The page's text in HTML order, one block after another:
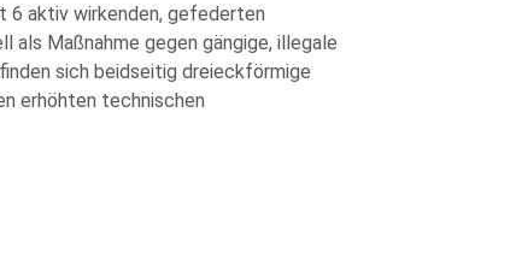
6 aktiv wirkenden, gefederten
Maßnahme gegen gängige, illegale
sich beidseitig dreieckförmige
erhöhten technischen